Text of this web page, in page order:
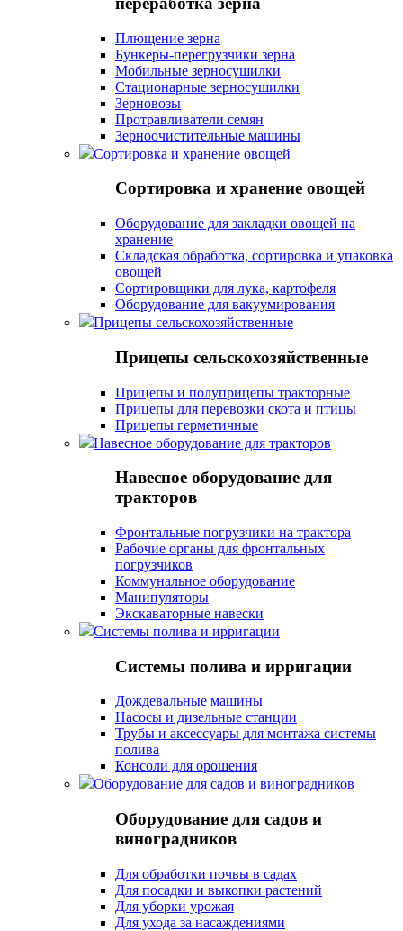
Плющение зерна
Бункеры-перегрузчики зерна
Мобильные зерносушилки
Стационарные зерносушилки
Зерновозы
Протравливатели семян
Зерноочистительные машины
Сортировка и хранение овощей
Сортировка и хранение овощей
Оборудование для закладки овощей на
хранение
Складская обработка, сортировка и упаковка
овощей
Сортировщики для лука, картофеля
Оборудование для вакуумирования
Прицепы сельскохозяйственные
Прицепы сельскохозяйственные
Прицепы и полуприцепы тракторные
Прицепы для перевозки скота и птицы
Прицепы герметичные
Навесное оборудование для тракторов
Навесное оборудование для
тракторов
Фронтальные погрузчики на трактора
Рабочие органы для фронтальных
погрузчиков
Коммунальное оборудование
Манипуляторы
Экскаваторные навески
Системы полива и ирригации
Системы полива и ирригации
Дождевальные машины
Насосы и дизельные станции
Трубы и аксессуары для монтажа системы
полива
Консоли для орошения
Оборудование для садов и виноградников
Оборудование для садов и
виноградников
Для обработки почвы в садах
Для посадки и выкопки растений
Для уборки урожая
Для ухода за насаждениями